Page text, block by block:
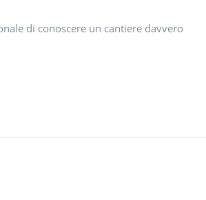
di conoscere un cantiere davvero